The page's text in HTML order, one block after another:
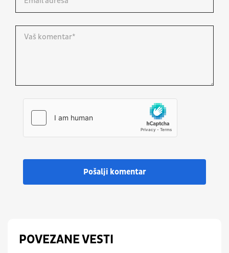
Pošalji komentar
POVEZANE VESTI